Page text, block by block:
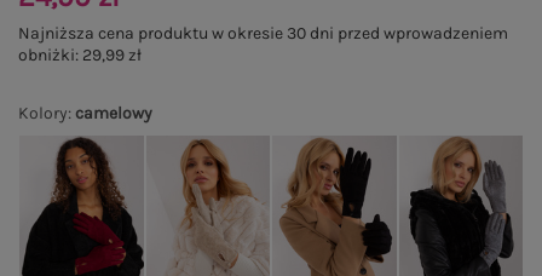
Kolory: camelowy
Najniższa cena produktu w okresie 30 dni przed wprowadzeniem
obniżki: 29,99 zł